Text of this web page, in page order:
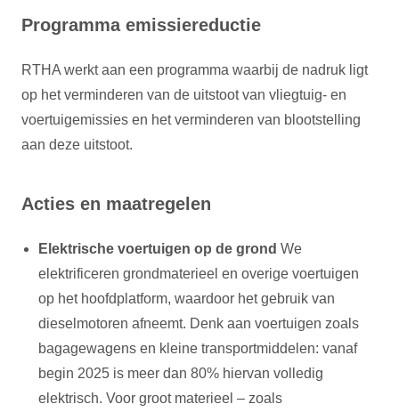
Programma emissiereductie
RTHA werkt aan een programma waarbij de nadruk ligt
op het verminderen van de uitstoot van vliegtuig- en
voertuigemissies en het verminderen van blootstelling
aan deze uitstoot.
Acties en maatregelen
Elektrische voertuigen op de grond We
elektrificeren grondmaterieel en overige voertuigen
op het hoofdplatform, waardoor het gebruik van
dieselmotoren afneemt. Denk aan voertuigen zoals
bagagewagens en kleine transportmiddelen: vanaf
begin 2025 is meer dan 80% hiervan volledig
elektrisch. Voor groot materieel – zoals